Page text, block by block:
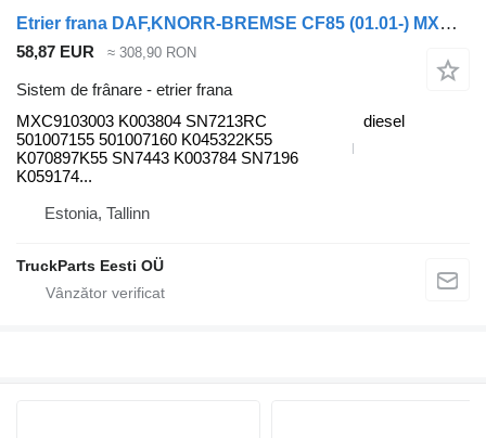
Etrier frana DAF,KNORR-BREMSE CF85 (01.01-) MXC9103003 pentru cap tractor DAF LF45, LF55, LF180, CF65, CF75, CF85 (2001-)
58,87 EUR ≈ 308,90 RON
Sistem de frânare - etrier frana
MXC9103003 K003804 SN7213RC
501007155 501007160 K045322K55
K070897K55 SN7443 K003784 SN7196
K059174...
diesel
Estonia, Tallinn
TruckParts Eesti OÜ